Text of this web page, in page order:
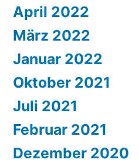
April 2022
März 2022
Januar 2022
Oktober 2021
Juli 2021
Februar 2021
Dezember 2020